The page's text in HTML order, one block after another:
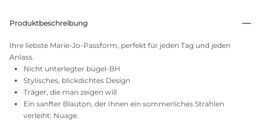
Produktbeschreibung
Ihre liebste Marie-Jo-Passform, perfekt für jeden Tag und jeden
Anlass.
Nicht unterlegter bügel-BH
Stylisches, blickdichtes Design
Träger, die man zeigen will
Ein sanfter Blauton, der Ihnen ein sommerliches Strahlen
verleiht: Nuage.